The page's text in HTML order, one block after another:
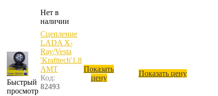
Нет в
наличии
Быстрый
просмотр
Сцепление
LADA Х-
Ray/Vesta
'Krafttech'1.8
AMT
Код:
82493
Показать
цену
Показать цену